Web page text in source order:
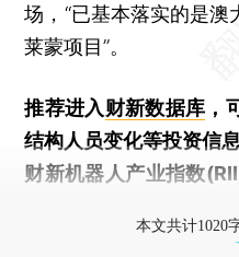
场，“已基本落实的是
莱蒙项目”。
推荐进入财新数据库 ，
结构人员变化等投资信息
财新机器人产业指数
本文共计1020